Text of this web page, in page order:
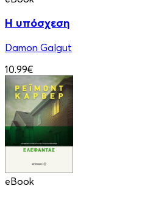
Η υπόσχεση
Damon Galgut
10.99€
eBook